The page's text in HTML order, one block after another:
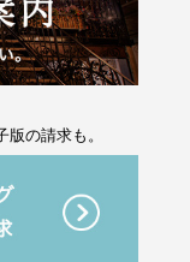
の請求も。